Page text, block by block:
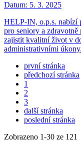
Datum: 5. 3. 2025
HELP-IN, o.p.s. nabízí
pro seniory a
zajistit kvalitní život v
administrativními úkony.
první stránka
předchozí stránka
1
2
3
další stránka
poslední stránka
Zobrazeno 1-30 ze 121